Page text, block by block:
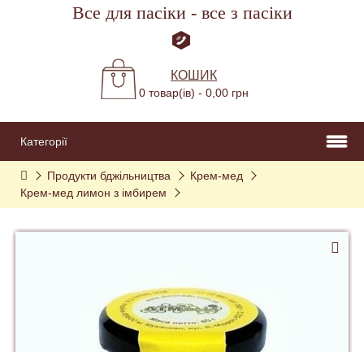
Все для пасіки - все з пасіки
КОШИК
0 товар(ів) - 0,00 грн
Категорії
Продукти бджільництва
Крем-мед
Крем-мед лимон з імбирем